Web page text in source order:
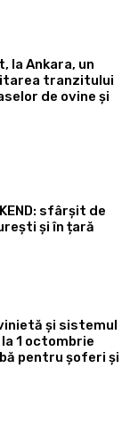
la Ankara, un
tranzitului
de ovine și
sfârșit de
și în țară
și sistemul
1 octombrie
pentru șoferi și